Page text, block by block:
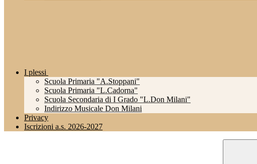
I plessi
Scuola Primaria "A.Stoppani"
Scuola Primaria "L.Cadorna"
Scuola Secondaria di I Grado "L.Don Milani"
Indirizzo Musicale Don Milani
Privacy
Iscrizioni a.s. 2026-2027